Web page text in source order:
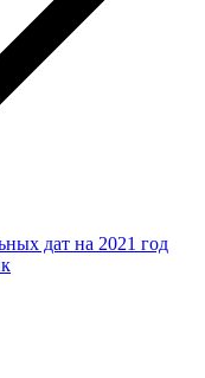
дат на 2021 год